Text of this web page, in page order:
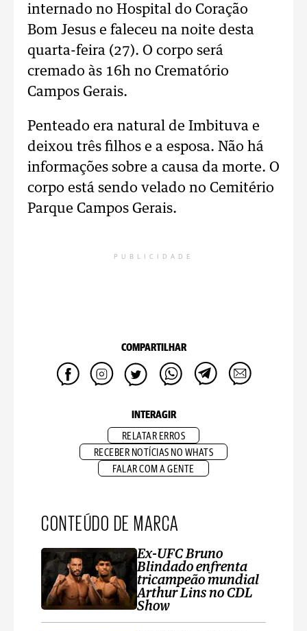
internado no Hospital do Coração
Bom Jesus e faleceu na noite desta
quarta-feira (27). O corpo será
cremado às 16h no Crematório
Campos Gerais.
Penteado era natural de Imbituva e
deixou três filhos e a esposa. Não há
informações sobre a causa da morte. O
corpo está sendo velado no Cemitério
Parque Campos Gerais.
PUBLICIDADE
COMPARTILHAR
INTERAGIR
RELATAR ERROS
RECEBER NOTÍCIAS NO WHATS
FALAR COM A GENTE
CONTEÚDO DE MARCA
Ex-UFC Bruno
Blindado enfrenta
tricampeão mundial
Arthur Lins no CDL
Show